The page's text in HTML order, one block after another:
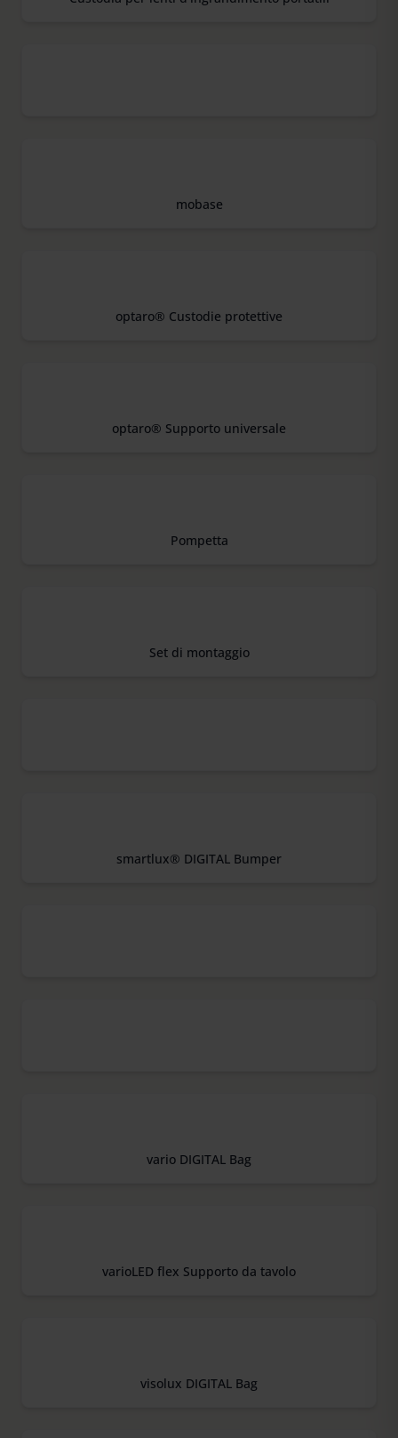
mobase
optaro® Custodie protettive
optaro® Supporto universale
Pompetta
Set di montaggio
smartlux® DIGITAL Bumper
vario DIGITAL Bag
varioLED flex Supporto da tavolo
visolux DIGITAL Bag